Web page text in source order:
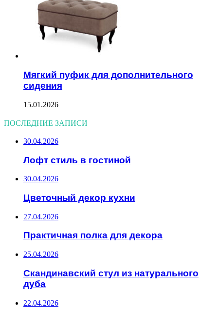
Мягкий пуфик для дополнительного
сидения
15.01.2026
ПОСЛЕДНИЕ ЗАПИСИ
30.04.2026
Лофт стиль в гостиной
30.04.2026
Цветочный декор кухни
27.04.2026
Практичная полка для декора
25.04.2026
Скандинавский стул из натурального
дуба
22.04.2026